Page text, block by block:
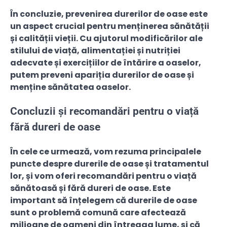
În concluzie, prevenirea durerilor de oase este
un aspect crucial pentru menținerea sănătății
și calității vieții. Cu ajutorul modificărilor ale
stilului de viață, alimentației și nutriției
adecvate și exercițiilor de întărire a oaselor,
putem preveni apariția durerilor de oase și
menține sănătatea oaselor.
Concluzii și recomandări pentru o viață
fără dureri de oase
În cele ce urmează, vom rezuma principalele
puncte despre durerile de oase și tratamentul
lor, și vom oferi recomandări pentru o viață
sănătoasă și fără dureri de oase. Este
important să înțelegem că durerile de oase
sunt o problemă comună care afectează